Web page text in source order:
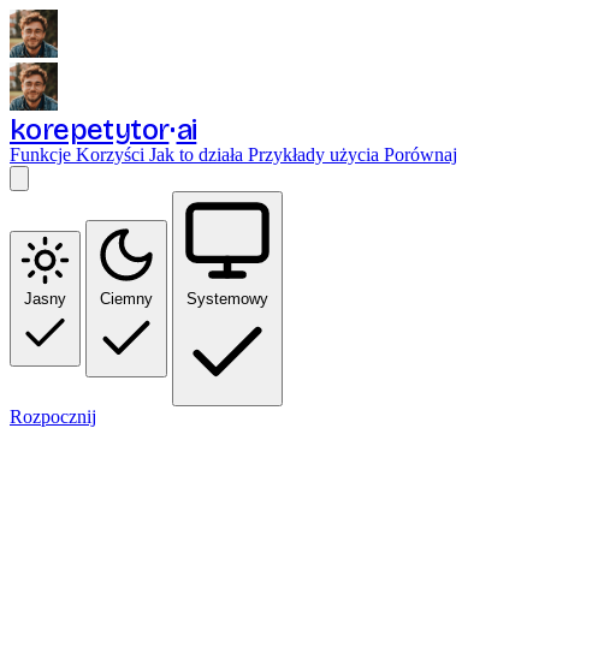
korepetytor ai
Funkcje Korzyści Jak to działa Przykłady użycia Porównaj
Jasny Ciemny Systemowy
Rozpocznij